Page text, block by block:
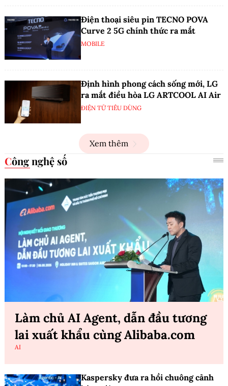
Điện thoại siêu pin TECNO POVA
Curve 2 5G chính thức ra mắt
MOBILE
Định hình phong cách sống mới, LG
ra mắt điều hòa LG ARTCOOL AI Air
ĐIỆN TỬ TIÊU DÙNG
Xem thêm
Công nghệ số
Làm chủ AI Agent, dẫn đầu tương
lai xuất khẩu cùng Alibaba.com
AI
Kaspersky đưa ra hồi chuông cảnh